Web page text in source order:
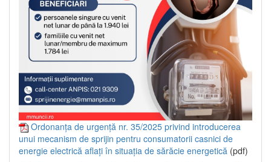
Ordonanța de urgență nr. 35/2025 privind introducerea
unui mecanism de sprijin pentru consumatorii casnici de
energie electrică aflați în situația de sărăcie energetică (pdf)